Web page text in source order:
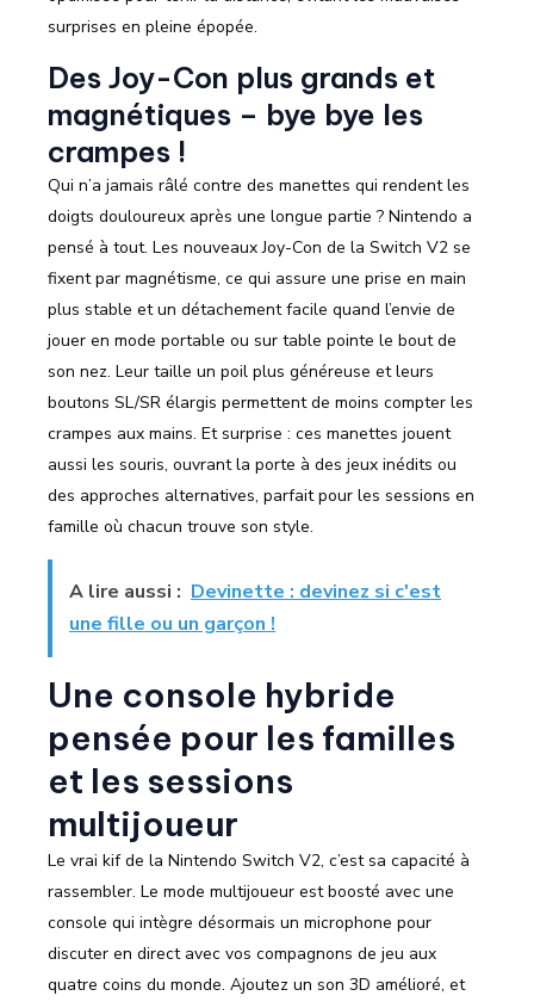
surprises en pleine épopée.
Des Joy-Con plus grands et
magnétiques – bye bye les
crampes !
Qui n’a jamais râlé contre des manettes qui rendent les
doigts douloureux après une longue partie ? Nintendo a
pensé à tout. Les nouveaux Joy-Con de la Switch V2 se
fixent par magnétisme, ce qui assure une prise en main
plus stable et un détachement facile quand l’envie de
jouer en mode portable ou sur table pointe le bout de
son nez. Leur taille un poil plus généreuse et leurs
boutons SL/SR élargis permettent de moins compter les
crampes aux mains. Et surprise : ces manettes jouent
aussi les souris, ouvrant la porte à des jeux inédits ou
des approches alternatives, parfait pour les sessions en
famille où chacun trouve son style.
A lire aussi : Devinette : devinez si c'est
une fille ou un garçon !
Une console hybride
pensée pour les familles
et les sessions
multijoueur
Le vrai kif de la Nintendo Switch V2, c’est sa capacité à
rassembler. Le mode multijoueur est boosté avec une
console qui intègre désormais un microphone pour
discuter en direct avec vos compagnons de jeu aux
quatre coins du monde. Ajoutez un son 3D amélioré, et